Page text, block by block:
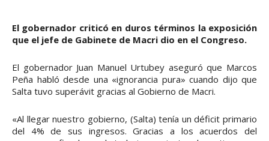
El gobernador criticó en duros términos la exposición
que el jefe de Gabinete de Macri dio en el Congreso.
El gobernador Juan Manuel Urtubey aseguró que Marcos
Peña habló desde una «ignorancia pura» cuando dijo que
Salta tuvo superávit gracias al Gobierno de Macri.
«Al llegar nuestro gobierno, (Salta) tenía un déficit primario
del 4% de sus ingresos. Gracias a los acuerdos del